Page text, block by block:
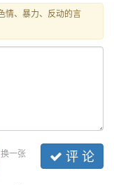
情、暴力、反动的言
换一张 评 论